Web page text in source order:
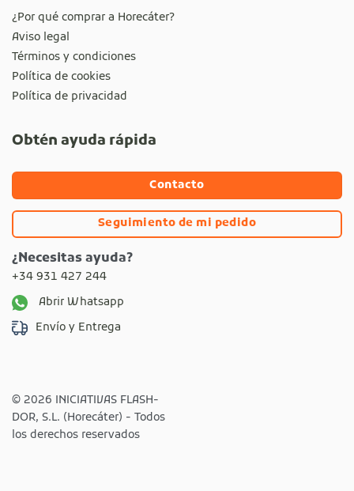
¿Por qué comprar a Horecáter?
Aviso legal
Términos y condiciones
Política de cookies
Política de privacidad
Obtén ayuda rápida
Contacto
Seguimiento de mi pedido
¿Necesitas ayuda?
+34 931 427 244
Abrir Whatsapp
Envío y Entrega
© 2026 INICIATIVAS FLASH-
DOR, S.L. (Horecáter) - Todos
los derechos reservados